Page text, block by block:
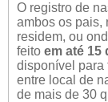
O registro de
ambos os pais,
residem, ou
feito em até 15
disponível para
entre local de
de mais de 30